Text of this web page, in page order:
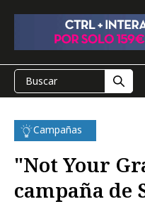
Campañas
"Not Your
campaña de